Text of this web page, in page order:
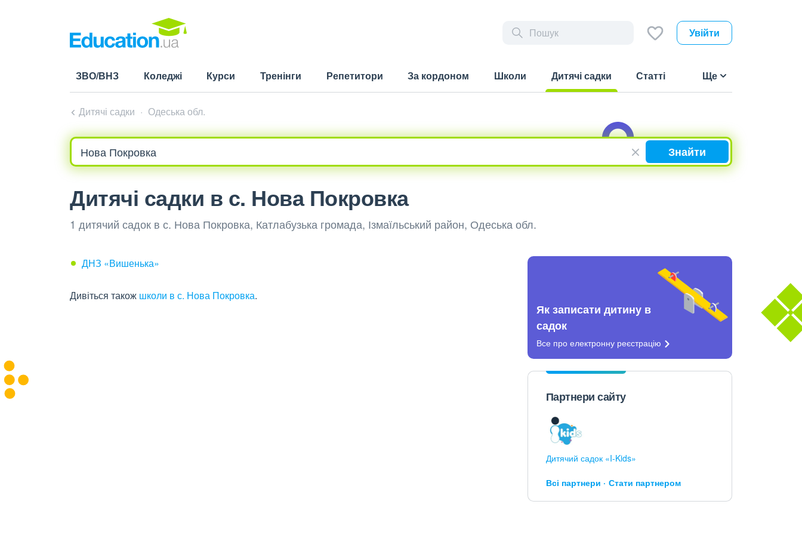
Увійти
ЗВО/ВНЗ Коледжі Курси Тренінги Репетитори За кордоном Школи
Дитячі садки
Статті Ще
Дитячі садки Одеська обл.
Знайти
Дитячі садки в с. Нова Покровка
1 дитячий садок в с. Нова Покровка, Катлабузька громада, Ізмаїльський район, Одеська обл.
ДНЗ «Вишенька»
Дивіться також школи в с. Нова Покровка.
Як записати дитину в
садок
Все про електронну реєстрацію
Партнери сайту
Дитячий садок «I-Kids»
Всі партнери Стати партнером